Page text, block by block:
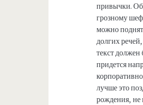
привычки.
грозному
можно
долгих
текст
придется
лучше это
рождения, не